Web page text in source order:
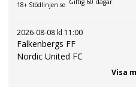
18+ Stödlinjen.se
2026-08-08 kl 11:00
Falkenbergs FF
Nordic United FC
Visa